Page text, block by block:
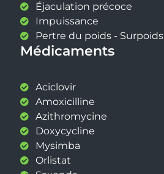
Éjaculation précoce
Impuissance
Pertre du poids - Surpoids
Médicaments
Aciclovir
Amoxicilline
Azithromycine
Doxycycline
Mysimba
Orlistat